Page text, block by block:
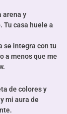
arena y
Tu casa huele a
se integra con tu
a menos que me
de colores y
mi aura de